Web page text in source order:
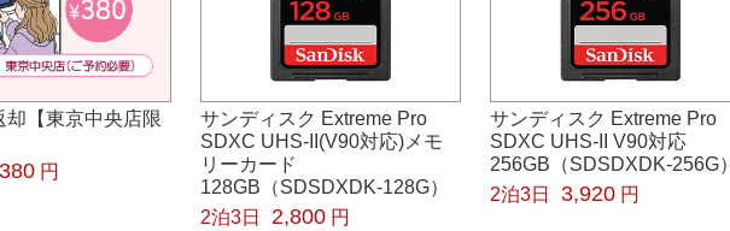
却【東京中央店限
380 円
サンディスク Extreme Pro
SDXC UHS-II(V90対応)メモ
リーカード
128GB（SDSDXDK-128G）
2泊3日
2,800 円
サンディスク Extreme Pro
SDXC UHS-II V90対応
256GB（SDSDXDK-256G）
2泊3日
3,920 円